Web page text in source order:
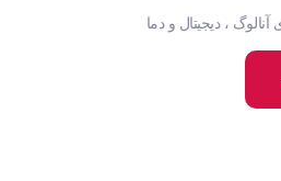
، دیجیتال و دما